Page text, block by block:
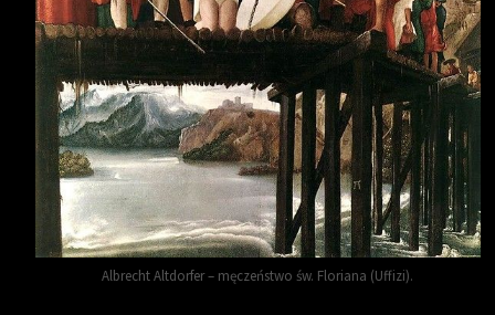
Albrecht Altdorfer – męczeństwo św. Floriana (Uffizi).